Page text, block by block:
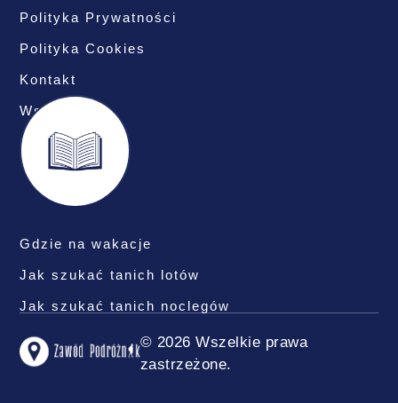
Polityka Prywatności
Polityka Cookies
Kontakt
Współpraca
Gdzie na wakacje
Jak szukać tanich lotów
Jak szukać tanich noclegów
© 2026 Wszelkie prawa
zastrzeżone.